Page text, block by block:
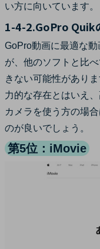
い方に向いています。
1-4-2.GoPro Quik
GoPro動画に最適な
が、他のソフトと比
きない可能性があり
力的な存在とはいえ
カメラを使う方の場
のが良いでしょう。
第5位：iMovie